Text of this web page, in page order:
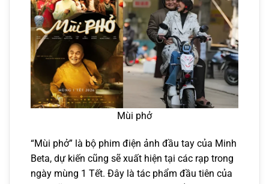
Mùi phở
“Mùi phở” là bộ phim điện ảnh đầu tay của Minh
Beta, dự kiến cũng sẽ xuất hiện tại các rạp trong
ngày mùng 1 Tết. Đây là tác phẩm đầu tiên của